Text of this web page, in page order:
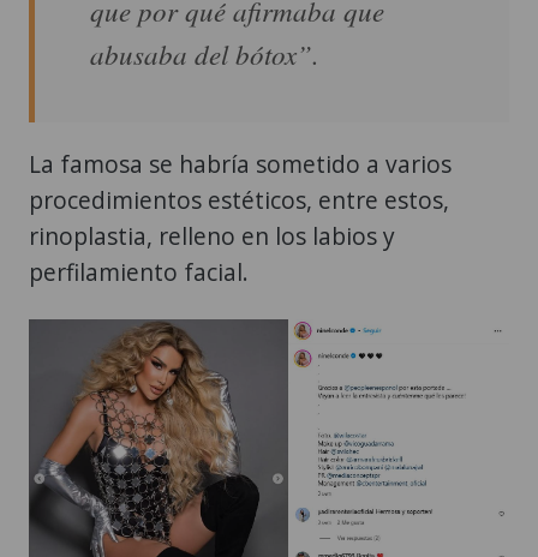
que por qué afirmaba que
abusaba del bótox”.
La famosa se habría sometido a varios
procedimientos estéticos, entre estos,
rinoplastia, relleno en los labios y
perfilamiento facial.